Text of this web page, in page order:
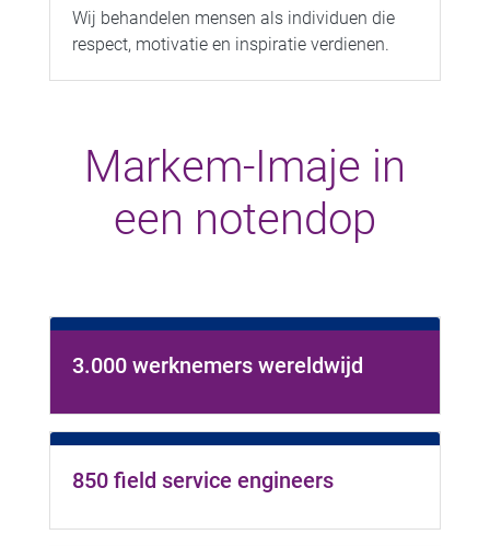
Wij behandelen mensen als individuen die
respect, motivatie en inspiratie verdienen.
Markem-Imaje in
een notendop
3.000 werknemers wereldwijd
850 field service engineers